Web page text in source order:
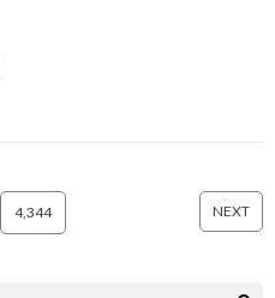
4,344 NEXT